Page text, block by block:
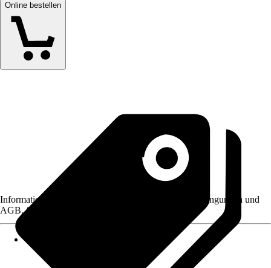
Online bestellen
Informationen des Verkäufers, wie z. B. Rückgabebedingungen und
AGB, finden Sie bei Klick auf den Verkäufernamen.